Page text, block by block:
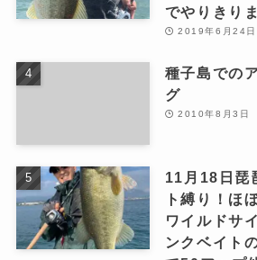
でやりきり
2019年6月24日
種子島での
グ
2010年8月3日
11月18日琵
ト縛り！ほ
ワイルドサ
ンクベイト